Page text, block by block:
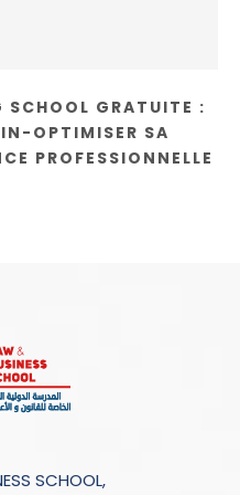
SCHOOL GRATUITE :
OPTIMISER SA
PROFESSIONNELLE
SCHOOL,